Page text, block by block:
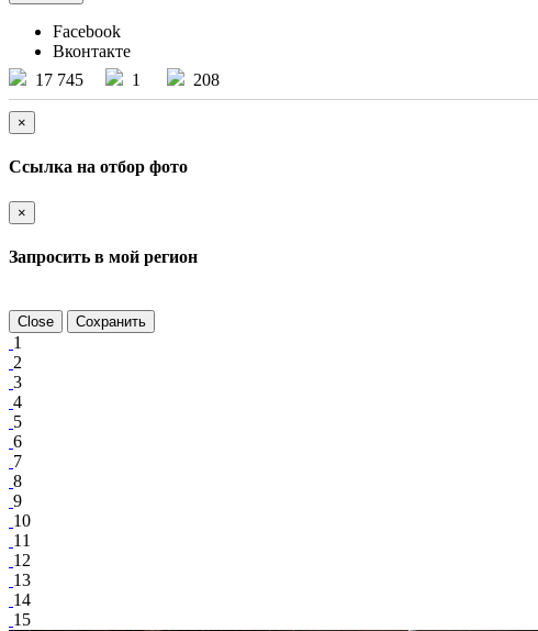
Facebook
Вконтакте
17 745
1 208
×
Ссылка на отбор фото
×
Запросить в мой регион
Close Сохранить
1
2
3
4
5
6
7
8
9
10
11
12
13
14
15